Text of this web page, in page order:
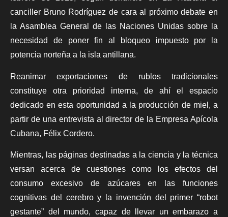
canciller Bruno Rodríguez de cara al próximo debate en
la Asamblea General de las Naciones Unidas sobre la
necesidad de poner fin al bloqueo impuesto por la
potencia norteña a la isla antillana.
Reanimar exportaciones de rublos tradicionales
constituye otra prioridad interna, de ahí el espacio
dedicado en esta oportunidad a la producción de miel, a
partir de una entrevista al director de la Empresa Apícola
Cubana, Félix Cordero.
Mientras, las páginas destinadas a la ciencia y la técnica
versan acerca de cuestiones como los efectos del
consumo excesivo de azúcares en las funciones
cognitivas del cerebro y la invención del primer “robot
gestante” del mundo, capaz de llevar un embarazo a